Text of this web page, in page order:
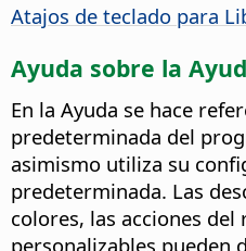
Atajos de teclado para
Ayuda sobre la
En la Ayuda se hace
predeterminada del
asimismo utiliza su
predeterminada. Las
colores, las acciones
personalizables pueden